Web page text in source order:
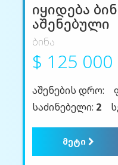
იყიდება
აშენებული
ბინა
$ 125 000
აშენების დრო:
საძინებელი: 2
მეტი